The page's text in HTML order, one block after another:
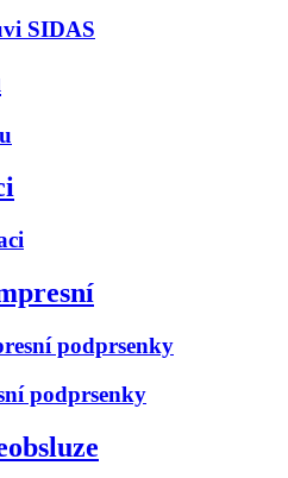
SIDAS
podprsenky
podprsenky